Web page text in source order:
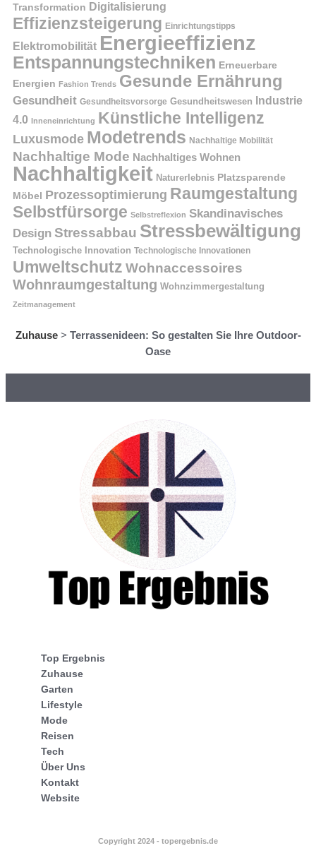
Transformation Digitalisierung
Effizienzsteigerung Einrichtungstipps
Elektromobilität Energieeffizienz
Entspannungstechniken Erneuerbare
Energien Fashion Trends Gesunde Ernährung
Gesundheit Gesundheitsvorsorge Gesundheitswesen Industrie
4.0
Inneneinrichtung Künstliche Intelligenz
Luxusmode Modetrends Nachhaltige Mobilität
Nachhaltige Mode Nachhaltiges Wohnen
Nachhaltigkeit Naturerlebnis Platzsparende
Möbel Prozessoptimierung Raumgestaltung
Selbstfürsorge Selbstreflexion Skandinavisches
Design Stressabbau Stressbewältigung
Technologische Innovation Technologische Innovationen
Umweltschutz Wohnaccessoires
Wohnraumgestaltung Wohnzimmergestaltung
Zeitmanagement
Zuhause> Terrassenideen: So gestalten Sie Ihre Outdoor-
Oase
Top Ergebnis
Zuhause
Garten
Lifestyle
Mode
Reisen
Tech
Über Uns
Kontakt
Website
Copyright 2024 - topergebnis.de